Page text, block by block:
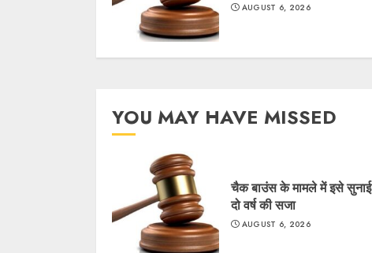
AUGUST 6, 2026
YOU MAY HAVE MISSED
चैक बाउंस के मामले में इसे सुनाई
दो वर्ष की सजा
AUGUST 6, 2026